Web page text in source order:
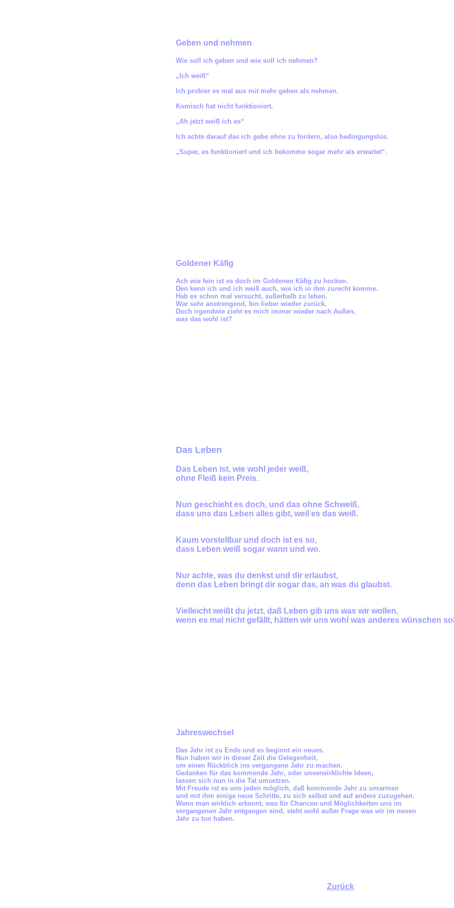
Geben und nehmen
Wie soll ich geben und wie soll ich nehmen?
„Ich weiß“
Ich probier es mal aus mit mehr geben als nehmen.
Komisch hat nicht funktioniert.
„Ah jetzt weiß ich es“
Ich achte darauf das ich gebe ohne zu fordern, also bedingungslos.
„Super, es funktioniert und ich bekomme sogar mehr als erwartet“.
Goldener Käfig
Ach wie fein ist es doch im Goldenen Käfig zu hocken.
Den kenn ich und ich weiß auch, wie ich in ihm zurecht komme.
Hab es schon mal versucht, außerhalb zu leben.
War sehr anstrengend, bin lieber wieder zurück.
Doch irgendwie zieht es mich immer wieder nach Außen,
was das wohl ist?
Das Leben
Das Leben ist, wie wohl jeder weiß,
ohne Fleiß kein Preis.
Nun geschieht es doch, und das ohne Schweiß,
dass uns das Leben alles gibt, weil es das weiß.
Kaum vorstellbar und doch ist es so,
dass Leben weiß sogar wann und wo.
Nur achte, was du denkst und dir erlaubst,
denn das Leben bringt dir sogar das, an was du glaubst.
Vielleicht weißt du jetzt, daß Leben gib uns was wir wollen,
wenn es mal nicht gefällt, hätten wir uns wohl was anderes wünschen
Jahreswechsel
Das Jahr ist zu Ende und es beginnt ein neues.
Nun haben wir in dieser Zeit die Gelegenheit,
um einen Rückblick ins vergangene Jahr zu machen.
Gedanken für das kommende Jahr, oder unverwirklichte Ideen,
lassen sich nun in die Tat umsetzen.
Mit Freude ist es uns jeden möglich, daß kommende Jahr zu umarmen
und mit ihm einige neue Schritte, zu sich selbst und auf andere zuzugehen.
Wenn man wirklich erkennt, was für Chancen und Möglichkeiten uns im
vergangenen Jahr entgangen sind, steht wohl außer Frage was wir im neuen
Jahr zu tun haben.
Zurück